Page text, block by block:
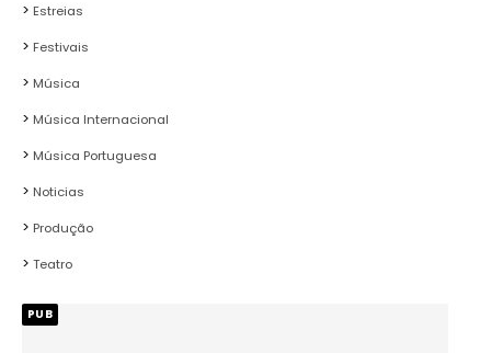
Estreias
Festivais
Música
Música Internacional
Música Portuguesa
Noticias
Produção
Teatro
PUB